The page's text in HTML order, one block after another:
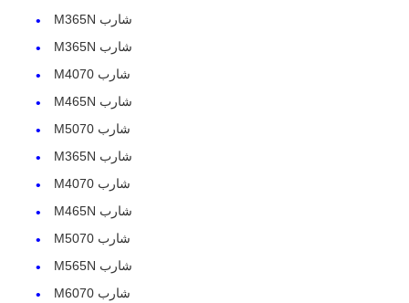
شارب M365N
شارب M365N
شارب M4070
شارب M465N
شارب M5070
شارب M365N
شارب M4070
شارب M465N
شارب M5070
شارب M565N
شارب M6070